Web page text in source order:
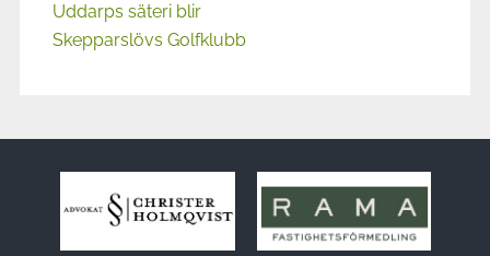
Uddarps säteri blir
Skepparslövs Golfklubb